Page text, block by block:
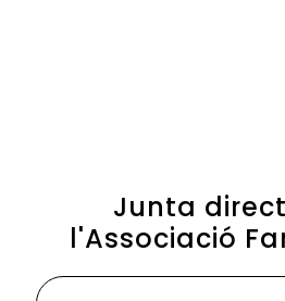
Junta
l'Associació